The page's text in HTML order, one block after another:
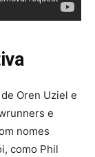
Oren Uziel e
e
nomes
como Phil